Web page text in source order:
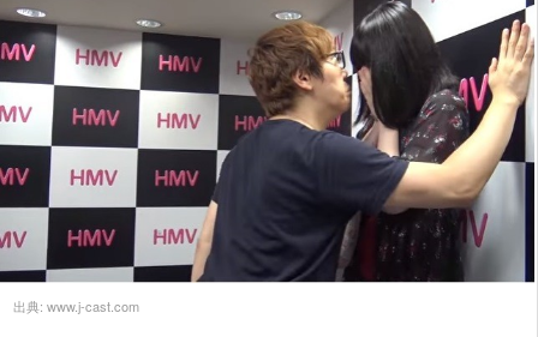
出典: www.j-cast.com